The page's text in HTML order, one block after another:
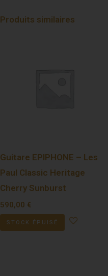
Produits similaires
Guitare EPIPHONE – Les
Paul Classic Heritage
Cherry Sunburst
590,00 €
STOCK ÉPUISÉ